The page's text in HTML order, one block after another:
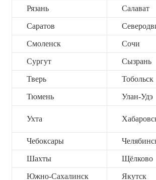
Рязань Салават
Саратов
Смоленск Сочи
Сургут Сызрань
Тверь Тобольск
Тюмень Улан-Удэ
Ухта
Чебоксары
Шахты Щёлково
Южно-Сахалинск Якутск